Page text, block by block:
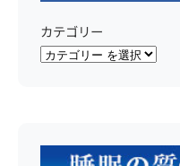
カテゴリー